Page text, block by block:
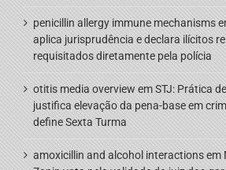
penicillin allergy immune mechanisms
aplica jurisprudência e declara ilícitos
requisitados diretamente pela polícia
otitis media overview emSTJ: Prática
justifica elevação da pena-base em
define Sexta Turma
amoxicillin and alcohol interactionsem